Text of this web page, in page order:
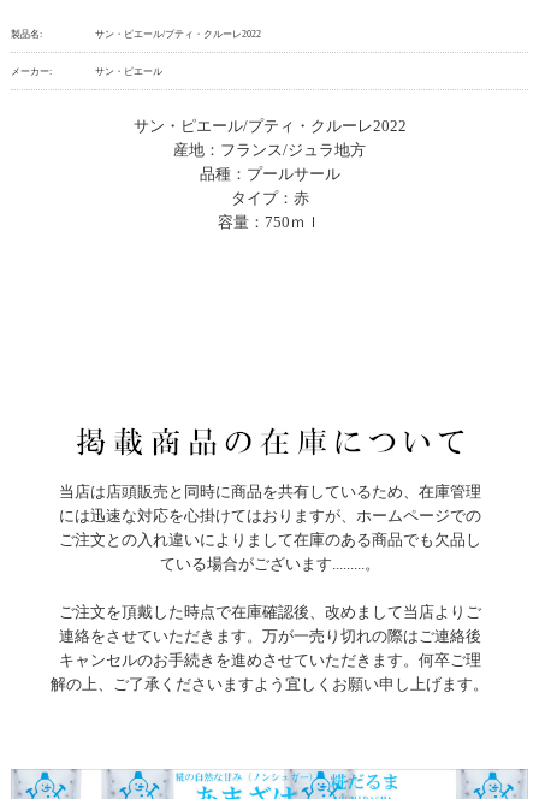
製品名: サン・ピエール/プティ・クルーレ2022
メーカー: サン・ピエール
サン・ピエール/プティ・クルーレ2022
産地：フランス/ジュラ地方
品種：プールサール
タイプ：赤
容量：750ｍｌ
当店は店頭販売と同時に商品を共有しているため、在庫管理
には迅速な対応を心掛けてはおりますが、ホームページでの
ご注文との入れ違いによりまして在庫のある商品でも欠品し
ている場合がございます.........。
ご注文を頂戴した時点で在庫確認後、改めまして当店よりご
連絡をさせていただきます。万が一売り切れの際はご連絡後
キャンセルのお手続きを進めさせていただきます。何卒ご理
解の上、ご了承くださいますよう宜しくお願い申し上げます。